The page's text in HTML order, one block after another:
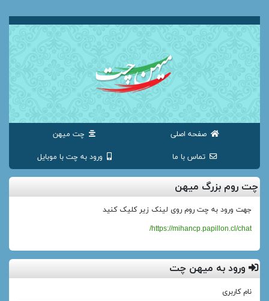
صفحه اصلی چت میهن
تماس با ما ورود به چت با موبایل
ورود به میهن چت
نام کاربری
چت روم بزرگ میهن
جهت ورود به چت روم روی لینک زیر کلیک کنید
https://mihancp.papillon.cl/chat/